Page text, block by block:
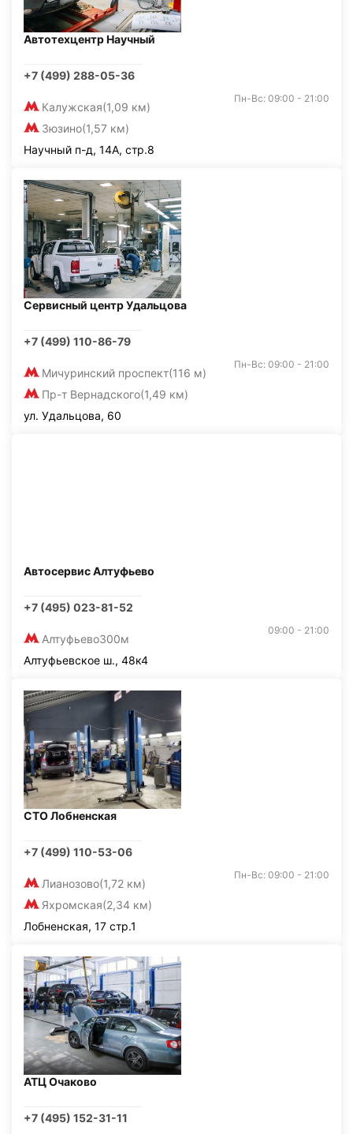
Автотехцентр Научный
+7 (499) 288-05-36
Калужская(1,09 км)
Зюзино(1,57 км)
Пн-Вс: 09:00 - 21:00
Научный п-д, 14А, стр.8
Сервисный центр Удальцова
+7 (499) 110-86-79
Мичуринский проспект(116 м)
Пр-т Вернадского(1,49 км)
Пн-Вс: 09:00 - 21:00
ул. Удальцова, 60
Автосервис Алтуфьево
+7 (495) 023-81-52
Алтуфьево300м
09:00 - 21:00
Алтуфьевское ш., 48к4
СТО Лобненская
+7 (499) 110-53-06
Лианозово(1,72 км)
Яхромская(2,34 км)
Пн-Вс: 09:00 - 21:00
Лобненская, 17 стр.1
АТЦ Очаково
+7 (495) 152-31-11